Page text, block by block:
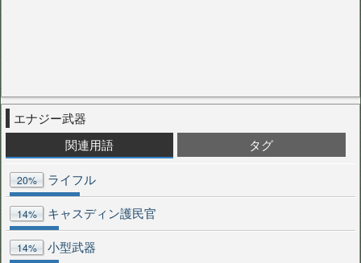
エナジー武器
関連用語
タグ
20% ライフル
14% キャスディン護民官
14% 小型武器